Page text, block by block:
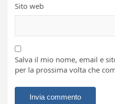
Sito web
Salva il mio nome, email e
per la prossima volta che